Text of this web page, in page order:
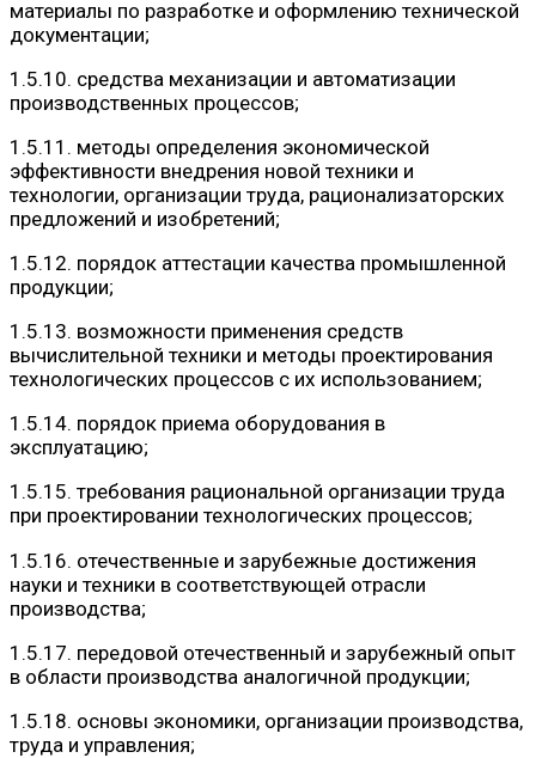
материалы по разработке и оформлению технической
документации;
1.5.10. средства механизации и автоматизации
производственных процессов;
1.5.11. методы определения экономической
эффективности внедрения новой техники и
технологии, организации труда, рационализаторских
предложений и изобретений;
1.5.12. порядок аттестации качества промышленной
продукции;
1.5.13. возможности применения средств
вычислительной техники и методы проектирования
технологических процессов с их использованием;
1.5.14. порядок приема оборудования в
эксплуатацию;
1.5.15. требования рациональной организации труда
при проектировании технологических процессов;
1.5.16. отечественные и зарубежные достижения
науки и техники в соответствующей отрасли
производства;
1.5.17. передовой отечественный и зарубежный опыт
в области производства аналогичной продукции;
1.5.18. основы экономики, организации производства,
труда и управления;